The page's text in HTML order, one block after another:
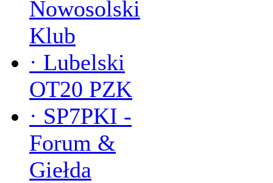
Nowosolski
Klub
· Lubelski
OT20 PZK
· SP7PKI -
Forum &
Giełda